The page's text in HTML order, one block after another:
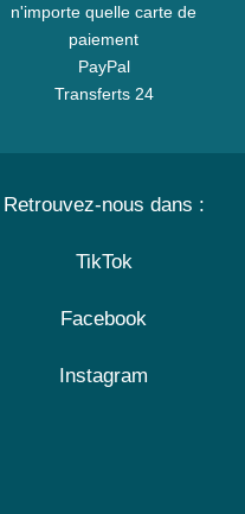
n'importe quelle carte de
paiement
PayPal
Transferts 24
Retrouvez-nous dans :
TikTok
Facebook
Instagram